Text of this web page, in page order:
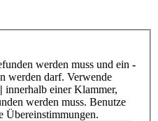
werden muss und ein -
werden darf. Verwende
| innerhalb einer Klammer,
werden muss. Benutze
Übereinstimmungen.